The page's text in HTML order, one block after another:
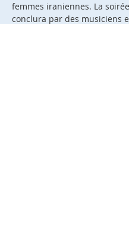
femmes iraniennes. La
conclura par des musiciens